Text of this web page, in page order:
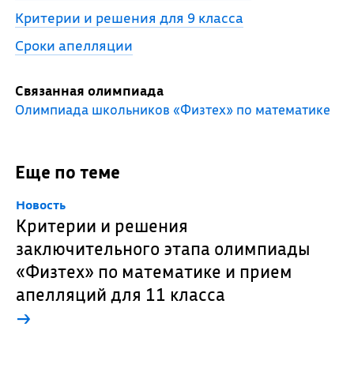
Критерии и решения для 9 класса
Сроки апелляции
Связанная олимпиада
Олимпиада школьников «Физтех» по математике
Еще по теме
Новость
Критерии и решения
заключительного этапа олимпиады
«Физтех» по математике и прием
апелляций для 11 класса
→